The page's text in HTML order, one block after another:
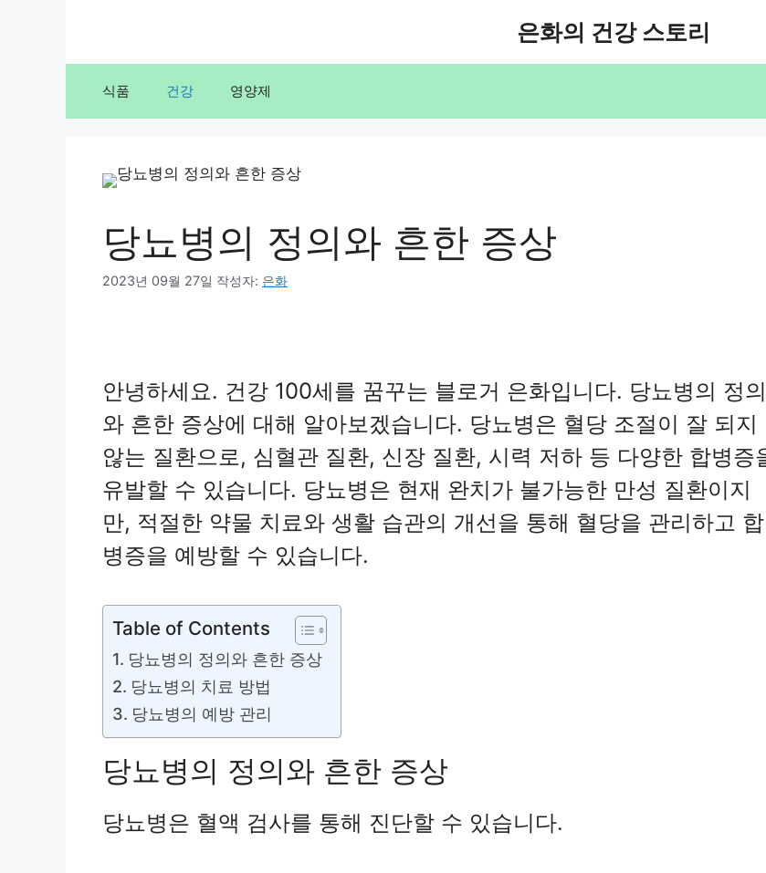
은화의 건강 스토리
식품 건강 영양제
당뇨병의 정의와 흔한 증상
2023년 09월 27일 작성자: 은화
안녕하세요. 건강 100세를 꿈꾸는 블로거 은화입니다. 당뇨병의 정의
와 흔한 증상에 대해 알아보겠습니다. 당뇨병은 혈당 조절이 잘 되지
않는 질환으로, 심혈관 질환, 신장 질환, 시력 저하 등 다양한 합병증
유발할 수 있습니다. 당뇨병은 현재 완치가 불가능한 만성 질환이지
만, 적절한 약물 치료와 생활 습관의 개선을 통해 혈당을 관리하고 합
병증을 예방할 수 있습니다.
Table of Contents
당뇨병의 정의와 흔한 증상
당뇨병의 치료 방법
당뇨병의 예방 관리
당뇨병의 정의와 흔한 증상
당뇨병은 혈액 검사를 통해 진단할 수 있습니다.